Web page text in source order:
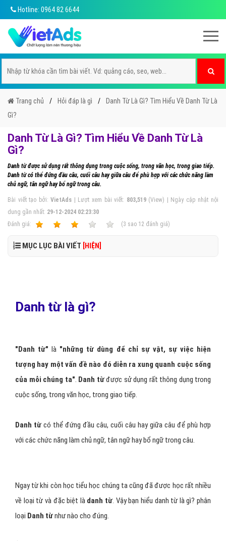
Hotline: 0964 82 6644
Trang chủ Hỏi đáp là gì
Danh Từ Là Gì? Tìm Hiểu Về Danh Từ Là
Gì?
Danh Từ Là Gì? Tìm Hiểu Về Danh Từ Là
Gì?
Danh từ được sử dụng rất thông dụng trong cuộc sống, trong văn học, trong giao tiếp.
Danh từ có thể đứng đầu câu, cuối câu hay giữa câu để phù hợp với các chức năng làm
chủ ngữ, tân ngữ hay bổ ngữ trong câu.
Bài viết tạo bởi:VietAds | Lượt xem bài viết: 803,519(View) | Ngày cập nhật nội
dung gần nhất: 29-12-2024 02:23:30
Ðánh giá:
(3 sao 12 đánh giá)
MỤC LỤC BÀI VIẾT [HIỆN]
Danh từ là gì?
"Danh từ"là "những từ dùng để chỉ sự vật, sự việc hiện
tượng hay một vấn đề nào đó diễn ra xung quanh cuộc sống
của mỗi chúng ta". Danh từđược sử dụng rất thông dụng trong
cuộc sống, trong văn học, trong giao tiếp.
Danh từ có thể đứng đầu câu, cuối câu hay giữa câu để phù hợp
với các chức năng làm chủ ngữ, tân ngữ hay bổ ngữ trong câu.
Ngay từ khi còn học tiểu học chúng ta cũng đã được học rất nhiều
về loại từ và đặc biệt là danh từ. Vậy bạn hiểu danh từ là gì? phân
loại Danh từnhư nào cho đúng.